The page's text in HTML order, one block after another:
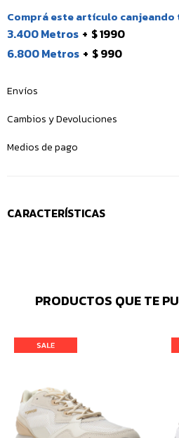
Comprá este artículo canjeando
3.400 Metros $ 1990
6.800 Metros $ 990
Envíos
Cambios y Devoluciones
Medios de pago
CARACTERÍSTICAS
PRODUCTOS QUE TE